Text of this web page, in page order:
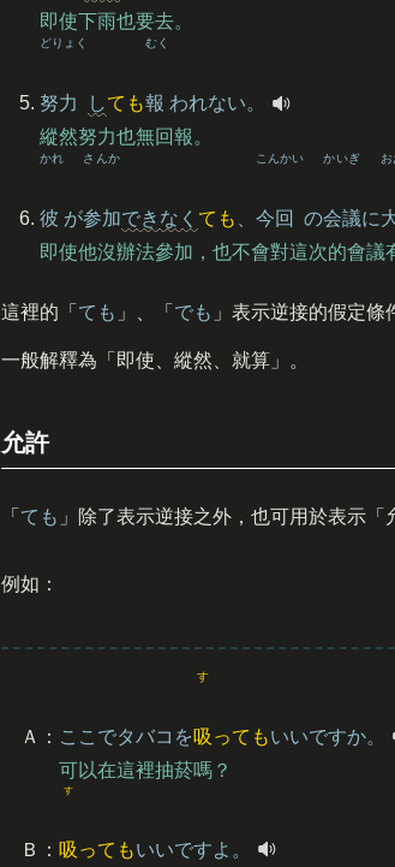
即使下雨也要去。
努力
どりょく
しても報
むく
われない。
縱然努力也無回報。
彼
かれ
が参加
さんか
できなく ても 今回
こんかい
の会議
かいぎ
に
お
即使他沒辦法參加，也不會對這次的會議
這裡的「 ても 」、「 でも 」表示逆接的假定
一般解釋為「即使、縱然、就算」。
允許
「 ても 」除了表示逆接之外，也可用於表示「
例如：
Ａ： ここでタバコを吸
す
ってもいいですか。
可以在這裡抽菸嗎？
Ｂ： 吸
す
ってもいいですよ。